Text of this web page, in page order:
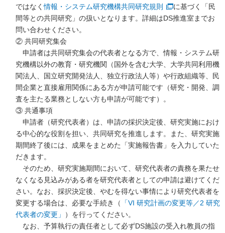
ではなく情報・システム研究機構共同研究規則
に基づく「民
間等との共同研究」の扱いとなります。詳細はDS推進室までお
問い合わせください。
② 共同研究集会
申請者は共同研究集会の代表者となる方で、情報・システム研
究機構以外の教育・研究機関（国外を含む大学、大学共同利用機
関法人、国立研究開発法人、独立行政法人等）や行政組織等、民
間企業と直接雇用関係にある方が申請可能です（研究・開発、調
査を主たる業務としない方も申請が可能です）。
③ 共通事項
申請者（研究代表者）は、申請の採択決定後、研究実施におけ
る中心的な役割を担い、共同研究を推進します。また、研究実施
期間終了後には、成果をまとめた「実施報告書」を入力していた
だきます。
そのため、研究実施期間において、研究代表者の責務を果たせ
なくなる見込みがある者を研究代表者としての申請は避けてくだ
さい。なお、採択決定後、やむを得ない事情により研究代表者を
変更する場合は、必要な手続き（
「VI 研究計画の変更等／2 研究
代表者の変更」
）を行ってください。
なお、予算執行の責任者として必ずDS施設の受入れ教員の指